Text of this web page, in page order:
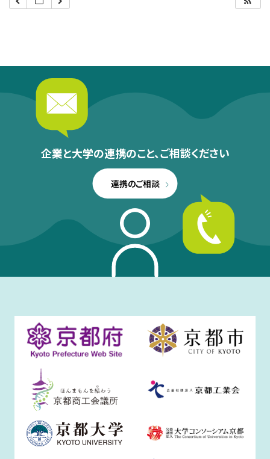
企業と大学の連携のこと、ご相談ください
連携のご相談